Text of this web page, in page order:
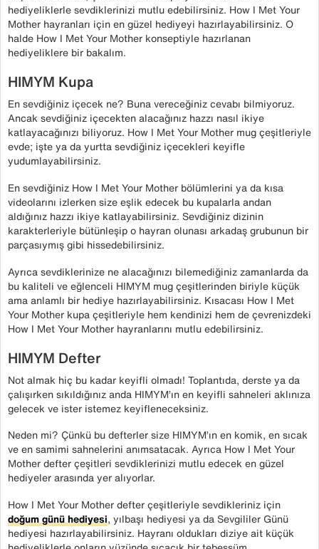
hediyeliklerle sevdiklerinizi mutlu edebilirsiniz. How I Met Your
Mother hayranları için en güzel hediyeyi hazırlayabilirsiniz. O
halde How I Met Your Mother konseptiyle hazırlanan
hediyeliklere bir bakalım.
HIMYM Kupa
En sevdiğiniz içecek ne? Buna vereceğiniz cevabı bilmiyoruz.
Ancak sevdiğiniz içecekten alacağınız hazzı nasıl ikiye
katlayacağınızı biliyoruz. How I Met Your Mother mug çeşitleriyle
evde; işte ya da yurtta sevdiğiniz içecekleri keyifle
yudumlayabilirsiniz.
En sevdiğiniz How I Met Your Mother bölümlerini ya da kısa
videolarını izlerken size eşlik edecek bu kupalarla andan
aldığınız hazzı ikiye katlayabilirsiniz. Sevdiğiniz dizinin
karakterleriyle bütünleşip o hayran olunası arkadaş grubunun bir
parçasıymış gibi hissedebilirsiniz.
Ayrıca sevdiklerinize ne alacağınızı bilemediğiniz zamanlarda da
bu kaliteli ve eğlenceli HIMYM mug çeşitlerinden biriyle küçük
ama anlamlı bir hediye hazırlayabilirsiniz. Kısacası How I Met
Your Mother kupa çeşitleriyle hem kendinizi hem de çevrenizdeki
How I Met Your Mother hayranlarını mutlu edebilirsiniz.
HIMYM Defter
Not almak hiç bu kadar keyifli olmadı! Toplantıda, derste ya da
çalışırken sıkıldığınız anda HIMYM’ın en keyifli sahneleri aklınıza
gelecek ve ister istemez keyifleneceksiniz.
Neden mi? Çünkü bu defterler size HIMYM’ın en komik, en sıcak
ve en samimi sahnelerini anımsatacak. Ayrıca How I Met Your
Mother defter çeşitleri sevdiklerinizi mutlu edecek en güzel
hediyeler arasında yer alıyorlar.
How I Met Your Mother defter çeşitleriyle sevdikleriniz için
doğum günü hediyesi, yılbaşı hediyesi ya da Sevgililer Günü
hediyesi hazırlayabilirsiniz. Hayranı oldukları diziye ait küçük